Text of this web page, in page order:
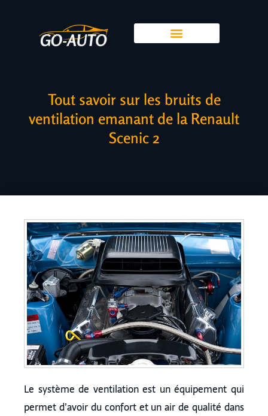
Tout savoir sur les bruits de
ventilation emanant de la Renault
Scenic 2
Le système de ventilation est un équipement qui
permet d’avoir du confort et un air de qualité dans